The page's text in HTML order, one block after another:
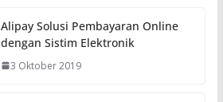
Alipay Solusi Pembayaran Online
dengan Sistim Elektronik
3 Oktober 2019